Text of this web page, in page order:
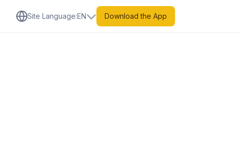
Site Language:EN Download the App